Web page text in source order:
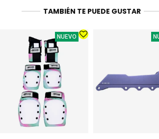
TAMBIÉN TE PUEDE GUSTAR
NUEVO